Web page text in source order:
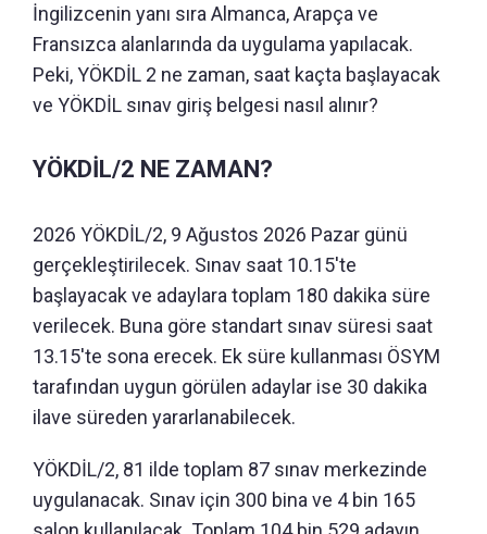
İngilizcenin yanı sıra Almanca, Arapça ve
Fransızca alanlarında da uygulama yapılacak.
Peki, YÖKDİL 2 ne zaman, saat kaçta başlayacak
ve YÖKDİL sınav giriş belgesi nasıl alınır?
YÖKDİL/2 NE ZAMAN?
2026 YÖKDİL/2, 9 Ağustos 2026 Pazar günü
gerçekleştirilecek. Sınav saat 10.15'te
başlayacak ve adaylara toplam 180 dakika süre
verilecek. Buna göre standart sınav süresi saat
13.15'te sona erecek. Ek süre kullanması ÖSYM
tarafından uygun görülen adaylar ise 30 dakika
ilave süreden yararlanabilecek.
YÖKDİL/2, 81 ilde toplam 87 sınav merkezinde
uygulanacak. Sınav için 300 bina ve 4 bin 165